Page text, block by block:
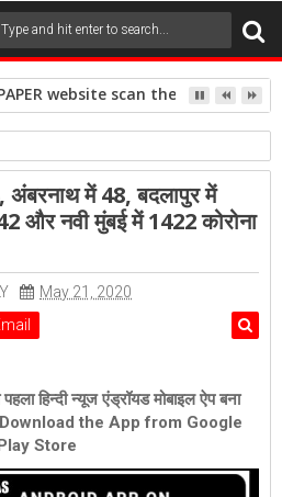
PAPER website scan the QR
ulhasnagar
में 138, कल्याण में 642 और नवी मुंबई
अंबरनाथ में 48, बदलापुर में
और नवी मुंबई में 1422 कोरोना
May 21, 2020
हिन्दी न्यूज एंड्रॉयड मोबाइल ऐप बना
the App from Google
Store